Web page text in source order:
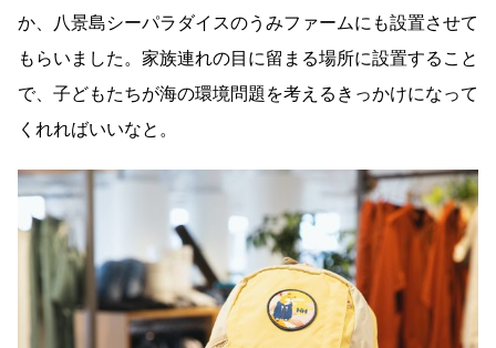
か、八景島シーパラダイスのうみファームにも設置させて
もらいました。家族連れの目に留まる場所に設置すること
で、子どもたちが海の環境問題を考えるきっかけになって
くれればいいなと。